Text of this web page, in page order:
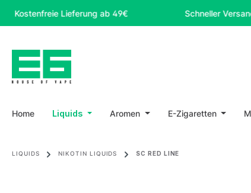
Hauptinhalt springen
Zur Suche springen
Zur Hauptnavigation springen
Lieferung ab 49€ Schneller Versand
Home Liquids Aromen E-Zigaretten
LIQUIDS NIKOTIN LIQUIDS SC RED LINE